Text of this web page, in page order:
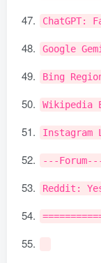
ChatGPT:
Google
Bing
Wikipedia
Instagram
---Forum
Reddit :